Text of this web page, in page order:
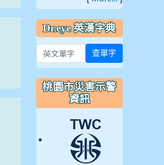
Dr.eye 英漢字典
英文單字 查單字
桃園市災害示警
資訊